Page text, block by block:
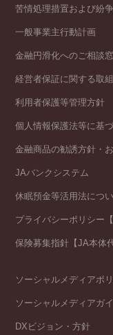
苦情処理措置および紛
一般事業主行動計画
金融円滑化へのご相談
経営者保証に関する取
利用者保護等管理方針
個人情報保護法等に基
金融商品の勧誘方針・
JAバンクシステム
休眠預金等活用法につ
プライバシーポリシー
保険募集指針【JA本体
ソーシャルメディアポ
ソーシャルメディアガ
DXビジョン・方針